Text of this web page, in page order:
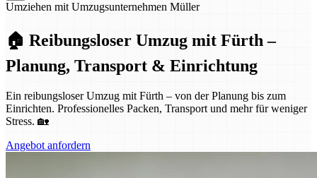
Umziehen mit Umzugsunternehmen Müller
🏠 Reibungsloser Umzug mit Fürth –
Planung, Transport & Einrichtung
Ein reibungsloser Umzug mit Fürth – von der Planung bis zum
Einrichten. Professionelles Packen, Transport und mehr für weniger
Stress. 🏡
Angebot anfordern